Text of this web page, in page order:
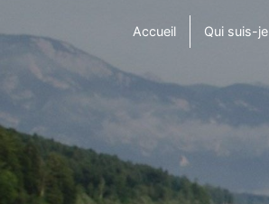
Accueil Qui suis-je
Panneau de gestion des cookies